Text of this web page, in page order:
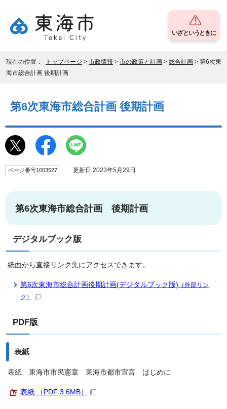
いざというときに
現在の位置： トップページ > 市政情報 > 市の政策と計画 > 総合計画 > 第6次東
海市総合計画 後期計画
第6次東海市総合計画 後期計画
ページ番号1003527 更新日 2023年5月29日
第6次東海市総合計画 後期計画
デジタルブック版
紙面から直接リンク先にアクセスできます。
第6次東海市総合計画後期計画(デジタルブック版) （外部リン
ク）
PDF版
表紙
表紙 東海市市民憲章 東海市都市宣言 はじめに
表紙 （PDF 3.6MB）